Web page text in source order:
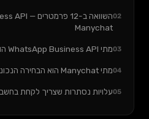
02
Manychat
03מתי WhatsApp Business API הוא הבחירה הנכונה
04מתי Manychat הוא הבחירה הנכונה
05עלויות נסתרות שצריך לקחת בחשבון
5 דברים שצריך לדעת על בוטים לווטסאפ שלא מספרים לך